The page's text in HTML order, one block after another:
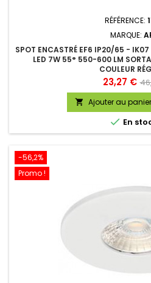
RÉFÉRENCE:
MARQUE:
SPOT ENCASTRÉ EF6 IP20/65 -
LED 7W 55° 550-600 LM
COULEUR
Prix
23,27 €
de
 Ajouter au panier
 En
-56,2%
Promo !